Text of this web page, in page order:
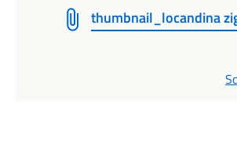
thumbnail_locandina